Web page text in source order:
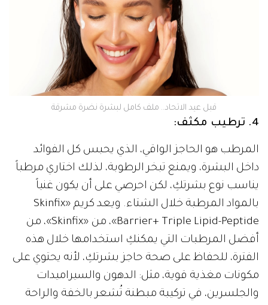
قبل عيد الاتحاد.. ملف كامل لبشرة نضرة مشرقة
4. ترطيب مكثف:
المرطب هو الحاجز الواقي، الذي يحبس كل الفوائد
داخل البشرة، ويمنع تبخر الرطوبة، لذلك اختاري مرطباً
يناسب نوع بشرتكِ، لكن احرصي على أن يكون غنياً
بالمواد المرطبة خلال الشتاء. ويعد كريم «Skinfix
Barrier+ Triple Lipid-Peptide»، من «Skinfix»، من
أفضل المرطبات التي يمكنكِ استخدامها خلال هذه
الفترة، للحفاظ على صحة حاجز بشرتكِ، لأنه يحتوي على
مكونات مغذية قوية، مثل: الدهون والسيراميدات
والجلسرين، في تركيبة مبطنة تُشعر بالخفة والراحة